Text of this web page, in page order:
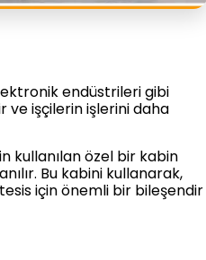
endüstrileri gibi
ve işçilerin işlerini daha
kullanılan özel bir kabin
Bu kabini kullanarak,
için önemli bir bileşendir